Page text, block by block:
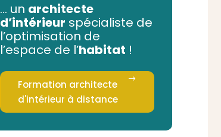
... un architecte
d’intérieur spécialiste de
l’optimisation de
l’espace de l’habitat !
Formation architecte
d'intérieur à distance